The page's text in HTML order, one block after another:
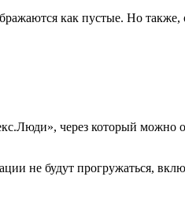
как пустые. Но также,
через который
не будут прогружаться,